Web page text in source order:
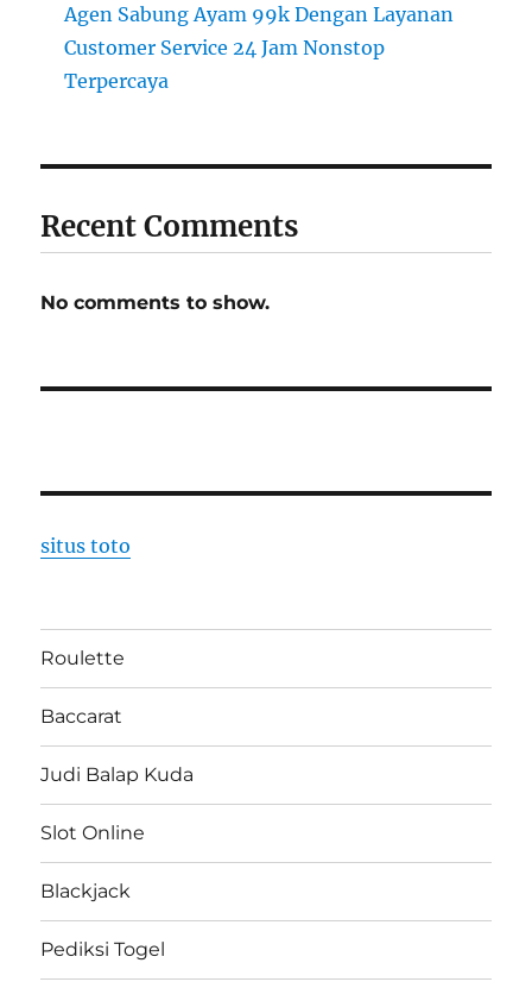
Agen Sabung Ayam 99k Dengan Layanan
Customer Service 24 Jam Nonstop
Terpercaya
Recent Comments
No comments to show.
situs toto
Roulette
Baccarat
Judi Balap Kuda
Slot Online
Blackjack
Pediksi Togel